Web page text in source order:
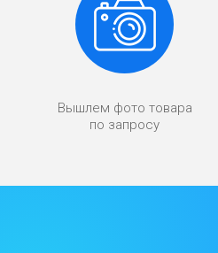
Вышлем фото товара
по запросу